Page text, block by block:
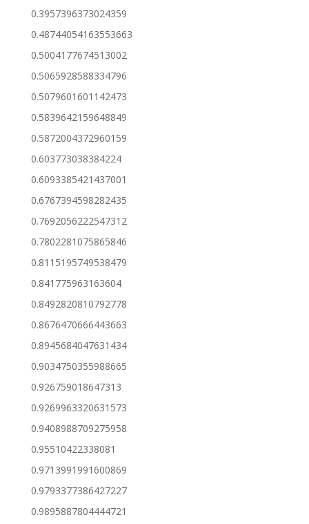
0.3957396373024359
0.48744054163553663
0.5004177674513002
0.5065928588334796
0.5079601601142473
0.5839642159648849
0.5872004372960159
0.603773038384224
0.6093385421437001
0.6767394598282435
0.7692056222547312
0.7802281075865846
0.8115195749538479
0.841775963163604
0.8492820810792778
0.8676470666443663
0.8945684047631434
0.9034750355988665
0.926759018647313
0.9269963320631573
0.9408988709275958
0.95510422338081
0.9713991991600869
0.9793377386427227
0.9895887804444721